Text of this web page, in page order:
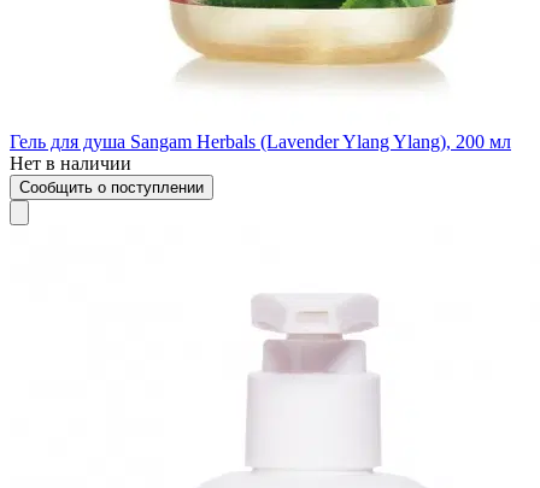
Гель для душа Sangam Herbals (Lavender Ylang Ylang), 200 мл
Нет в наличии
Сообщить о поступлении